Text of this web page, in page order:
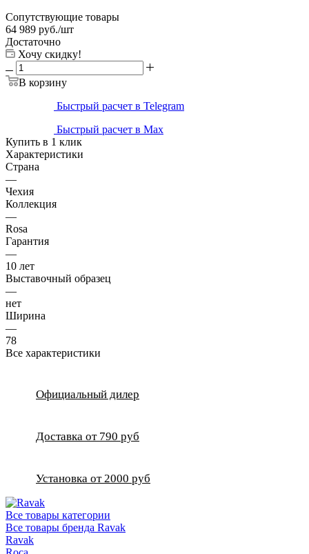
Сопутствующие товары
64 989 руб./шт
Достаточно
Хочу скидку!
В корзину
Быстрый расчет в Telegram
Быстрый расчет в Max
Купить в 1 клик
Характеристики
Страна
—
Чехия
Коллекция
—
Rosa
Гарантия
—
10 лет
Выставочный образец
—
нет
Ширина
—
78
Все характеристики
Официальный дилер
Доставка от 790 руб
Установка от 2000 руб
Все товары категории
Все товары бренда Ravak
Ravak